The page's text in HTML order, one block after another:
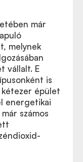
már
melynek
vállalt. E
is
épület
energetikai
számos